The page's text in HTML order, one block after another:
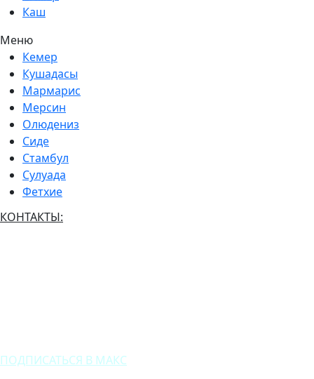
Каш
Меню
Кемер
Кушадасы
Мармарис
Мерсин
Олюдениз
Сиде
Стамбул
Сулуада
Фетхие
КОНТАКТЫ:
ПОДПИСАТЬСЯ В МАКС